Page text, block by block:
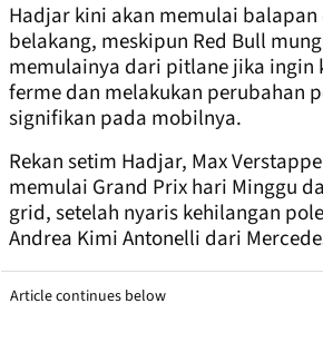
Hadjar kini akan memulai
belakang, meskipun Red Bull
memulainya dari pitlane jika ingin
ferme dan melakukan perubahan
signifikan pada mobilnya.
Rekan setim Hadjar, Max
memulai Grand Prix hari Minggu
grid, setelah nyaris kehilangan
Andrea Kimi Antonelli dari
Article continues below